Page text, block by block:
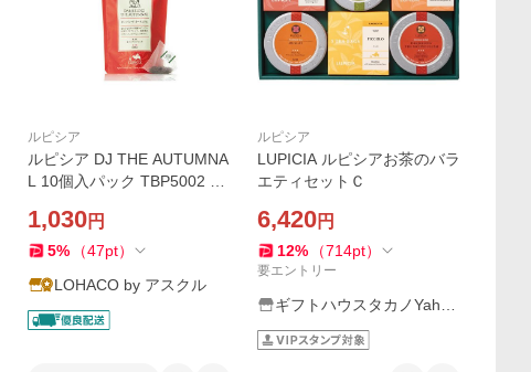
ルピシア
ルピシア DJ THE AUTUMNA
L 10個入パック TBP5002 1
1,030円
5% （47pt）
LOHACO by アスクル
ルピシア
LUPICIA ルピシアお茶のバラ
エティセットＣ
6,420円
12% （714pt）
要エントリー
ギフトハウスタカノYaho
o!店